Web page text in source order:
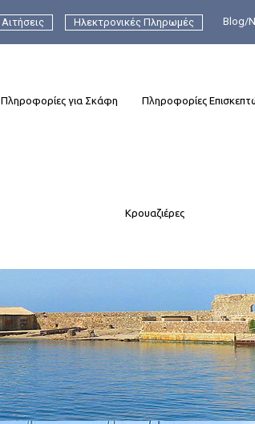
Ηλεκτρονικές Πληρωμές Blog/
Πληροφορίες για Σκάφη Πληροφορίες
Κρουαζιέρες